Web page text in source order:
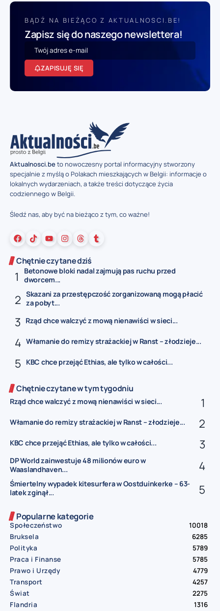
BĄDŹ NA BIEŻĄCO Z AKTUALNOSCI.BE!
Zapisz się do naszego newslettera!
ZAPISUJĘ SIĘ
Aktualnosci.beto nowoczesny portal informacyjny stworzony
specjalnie z myślą o Polakach mieszkających w Belgii: informacje o
lokalnych wydarzeniach, a także treści dotyczące życia
codziennego w Belgii.
Śledź nas, aby być na bieżąco z tym, co ważne!
Chętnie czytane dziś
Betonowe bloki nadal zajmują pas ruchu przed
dworcem...
Skazani za przestępczość zorganizowaną mogą płacić
za pobyt...
Rząd chce walczyć z mową nienawiści w sieci...
Włamanie do remizy strażackiej w Ranst – złodzieje...
KBC chce przejąć Ethias, ale tylko w całości...
Chętnie czytane w tym tygodniu
Rząd chce walczyć z mową nienawiści w sieci...
Włamanie do remizy strażackiej w Ranst – złodzieje...
KBC chce przejąć Ethias, ale tylko w całości...
DP World zainwestuje 48 milionów euro w
Waaslandhaven...
Śmiertelny wypadek kitesurfera w Oostduinkerke – 63-
latek zginął...
Popularne kategorie
Społeczeństwo
10018
Bruksela
6285
Polityka
5789
Praca i Finanse
5785
Prawo i Urzędy
4779
Transport
4257
Świat
2275
Flandria
1316